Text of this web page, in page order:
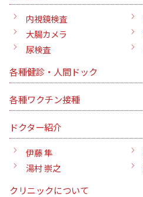
内視鏡検査
大腸カメラ
尿検査
各種健診・人間ドック
各種ワクチン接種
ドクター紹介
伊藤 隼
湯村 崇之
クリニックについて